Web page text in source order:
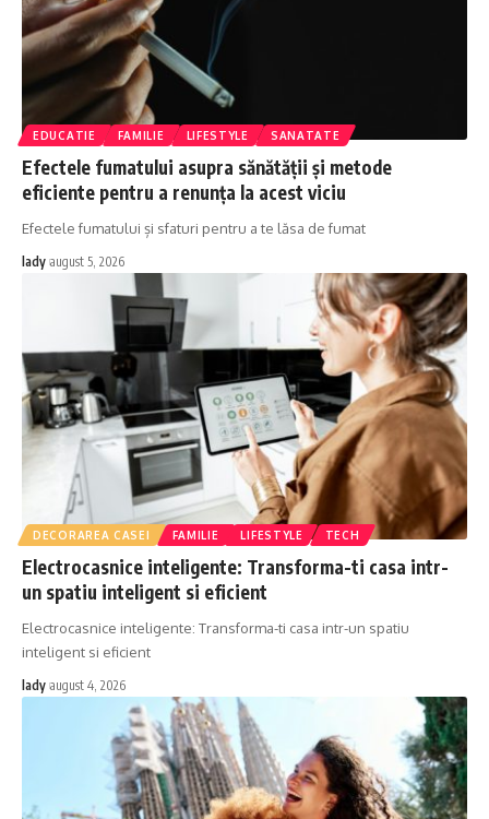
EDUCATIE FAMILIE LIFESTYLE SANATATE
Efectele fumatului asupra sănătății și metode
eficiente pentru a renunța la acest viciu
Efectele fumatului și sfaturi pentru a te lăsa de fumat
lady august 5, 2026
DECORAREA CASEI FAMILIE LIFESTYLE TECH
Electrocasnice inteligente: Transforma-ti casa intr-
un spatiu inteligent si eficient
Electrocasnice inteligente: Transforma-ti casa intr-un spatiu
inteligent si eficient
lady august 4, 2026